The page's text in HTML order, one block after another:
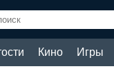
Кино Игры